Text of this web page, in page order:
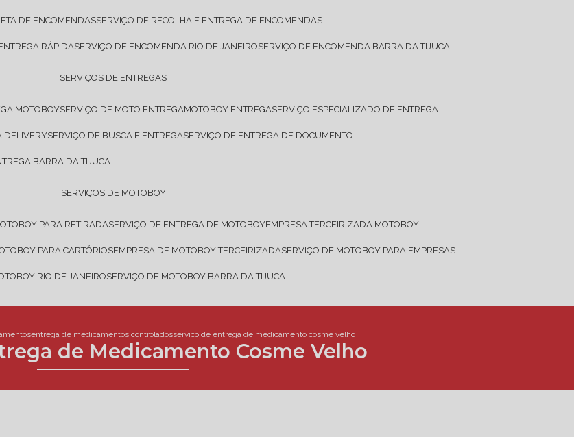
DE ENCOMENDAS SERVIÇO DE RECOLHA E ENTREGA DE ENCOMENDAS
RÁPIDA SERVIÇO DE ENCOMENDA RIO DE JANEIRO SERVIÇO DE ENCOMENDA BARRA DA TIJUCA
SERVIÇOS DE ENTREGAS
MOTOBOY SERVIÇO DE MOTO ENTREGA MOTOBOY ENTREGA SERVIÇO ESPECIALIZADO DE ENTREGA
DELIVERY SERVIÇO DE BUSCA E ENTREGA SERVIÇO DE ENTREGA DE DOCUMENTO
BARRA DA TIJUCA
SERVIÇOS DE MOTOBOY
PARA RETIRADA SERVIÇO DE ENTREGA DE MOTOBOY EMPRESA TERCEIRIZADA MOTOBOY
PARA CARTÓRIOS EMPRESA DE MOTOBOY TERCEIRIZADA SERVIÇO DE MOTOBOY PARA EMPRESAS
RIO DE JANEIRO SERVIÇO DE MOTOBOY BARRA DA TIJUCA
entrega de medicamentos controladosservico de entrega de medicamento cosme velho
de Medicamento Cosme Velho